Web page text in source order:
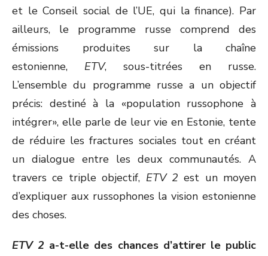
et le Conseil social de l’UE, qui la finance). Par
ailleurs, le programme russe comprend des
émissions produites sur la chaîne
estonienne, ETV, sous-titrées en russe.
L’ensemble du programme russe a un objectif
précis: destiné à la «population russophone à
intégrer», elle parle de leur vie en Estonie, tente
de réduire les fractures sociales tout en créant
un dialogue entre les deux communautés. A
travers ce triple objectif, ETV 2 est un moyen
d’expliquer aux russophones la vision estonienne
des choses.
ETV 2 a-t-elle des chances d’attirer le public